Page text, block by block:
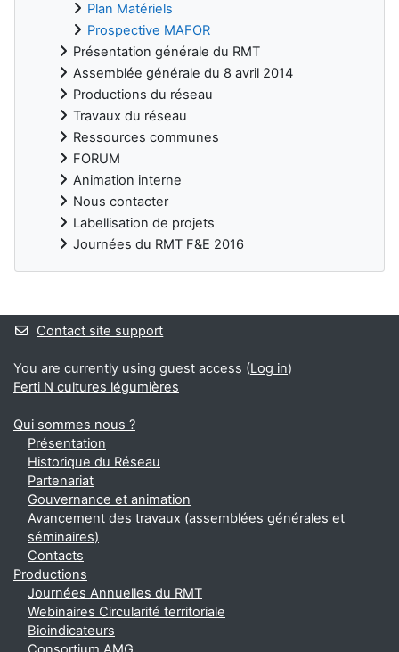
Plan Matériels
Prospective MAFOR
Présentation générale du RMT
Assemblée générale du 8 avril 2014
Productions du réseau
Travaux du réseau
Ressources communes
FORUM
Animation interne
Nous contacter
Labellisation de projets
Journées du RMT F&E 2016
Blocks
Contact site support
You are currently using guest access (Log in)
Ferti N cultures légumières
Qui sommes nous ?
Présentation
Historique du Réseau
Partenariat
Gouvernance et animation
Avancement des travaux (assemblées générales et
séminaires)
Contacts
Productions
Journées Annuelles du RMT
Webinaires Circularité territoriale
Bioindicateurs